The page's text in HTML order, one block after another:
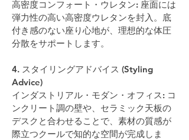
高密度コンフォート・ウレタン: 座面には
弾力性の高い高密度ウレタンを封入。底
付き感のない座り心地が、理想的な体圧
分散をサポートします。
4. スタイリングアドバイス (Styling
Advice)
インダストリアル・モダン・オフィス: コ
ンクリート調の壁や、セラミック天板の
デスクと合わせることで、素材の質感が
際立つクールで知的な空間が完成しま